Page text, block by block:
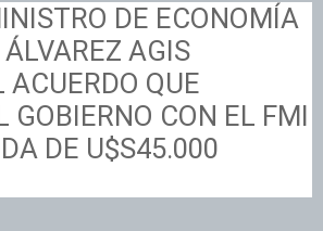
DE ECONOMÍA
AGIS
ACUERDO QUE
GOBIERNO CON EL FMI
DE U$S45.000